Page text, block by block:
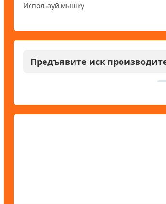
Используй мышку
Предъявите иск